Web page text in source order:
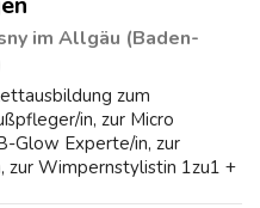
im Allgäu (Baden-
zum
in, zur Micro
Glow Experte/in, zur
zur Wimpernstylistin 1zu1 +